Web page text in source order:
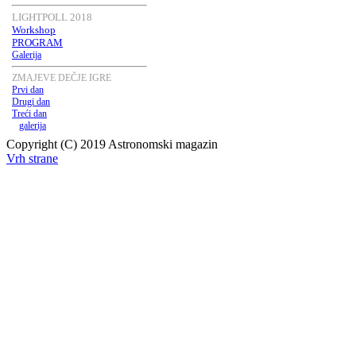
LIGHTPOLL 2018
Workshop
PROGRAM
Galerija
ZMAJEVE DEČJE IGRE
Prvi dan
Drugi dan
Treći dan
galerija
Copyright (C) 2019 Astronomski magazin
Vrh strane